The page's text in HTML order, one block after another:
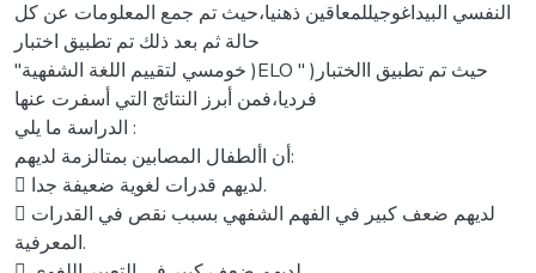
النفسي البيداغوجيللمعاقين ذهنيا،حيث تم جمع المعلومات عن كل
حالة ثم بعد ذلك تم تطبيق اختبار
"خومسي لتقييم اللغة الشفهية )ELO " )حيث تم تطبيق االختبار
فرديا،فمن أبرز النتائج التي أسفرت عنها
الدراسة ما يلي :
أن األطفال المصابين بمتالزمة لديهم:
 لديهم قدرات لغوية ضعيفة جدا.
 لديهم ضعف كبير في الفهم الشفهي بسبب نقص في القدرات
المعرفية.